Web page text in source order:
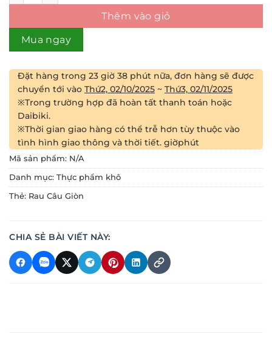
Thêm vào giỏ
Mua ngay
Đặt hàng trong 23 giờ 38 phút nữa, đơn hàng sẽ được
chuyển tới vào Thứ2, 02/10/2025 ~ Thứ3, 02/11/2025
※Trong trường hợp đã hoàn tất thanh toán hoặc
Daibiki.
※Thời gian giao hàng có thể trễ hơn tùy thuộc vào
tình hình giao thông và thời tiết. giờphút
Mã sản phẩm: N/A
Danh mục: Thực phẩm khô
Thẻ: Rau Câu Giòn
CHIA SẺ BÀI VIẾT NÀY: